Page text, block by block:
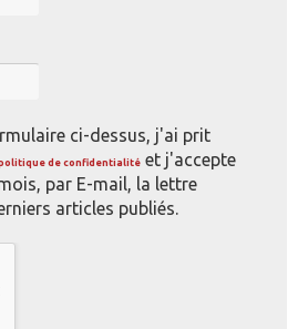
ci-dessus, j'ai prit
de confidentialité et j'accepte
par E-mail, la lettre
articles publiés.